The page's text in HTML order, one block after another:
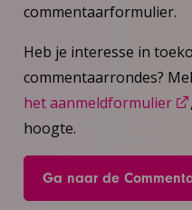
commentaarformulier.
Heb je interesse in
commentaarrondes?
het aanmeldformulier
hoogte.
Ga naar de